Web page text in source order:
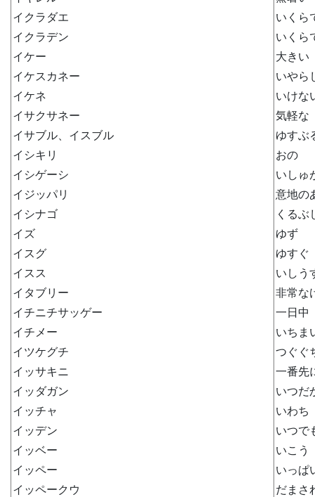
イクラダエ
いくら
イクラデン
いくら
イケー
大きい
イケスカネー
いやら
イケネ
いけな
イサクサネー
気軽な
イサブル、イスブル
ゆすぶ
イシキリ
おの
イシゲーシ
いしゅ
イジッパリ
意地の
イシナゴ
くるぶ
イズ
ゆず
イスグ
ゆすぐ
イスス
いしう
イタブリー
非常な
イチニチサッゲー
一日中
イチメー
いちま
イツケグチ
つぐぐ
イッサキニ
一番先
イッダガン
いつだ
イッチャ
いわち
イッデン
いつで
イッベー
いこう
イッペー
いっぱ
イッペークウ
だまさ